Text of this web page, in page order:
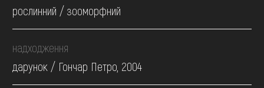
рослинний / зооморфний
надходження
дарунок / Гончар Петро, 2004